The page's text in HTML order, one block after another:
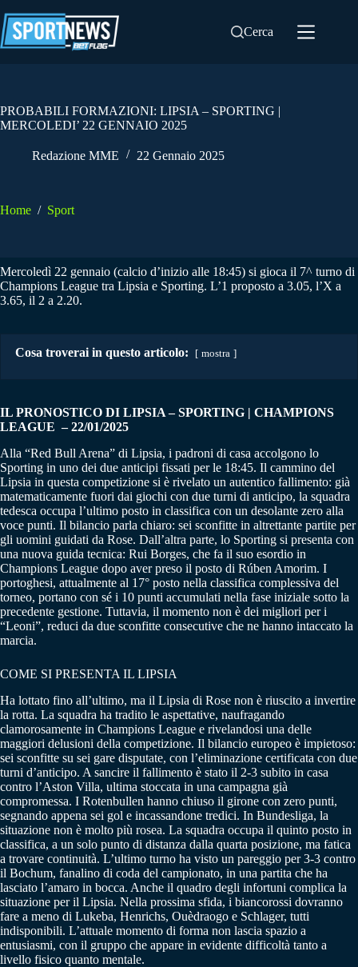
al
contenuto
Cerca
PROBABILI FORMAZIONI: LIPSIA – SPORTING |
MERCOLEDI’ 22 GENNAIO 2025
Redazione MME 22 Gennaio 2025
Home / Sport
Mercoledì 22 gennaio (calcio d’inizio alle 18:45) si gioca il 7^ turno di
Champions League tra Lipsia e Sporting. L’1 proposto a 3.05, l’X a
3.65, il 2 a 2.20.
Cosa troverai in questo articolo: mostra
IL PRONOSTICO DI LIPSIA – SPORTING | CHAMPIONS
LEAGUE – 22/01/2025
Alla “Red Bull Arena” di Lipsia, i padroni di casa accolgono lo
Sporting in uno dei due anticipi fissati per le 18:45. Il cammino del
Lipsia in questa competizione si è rivelato un autentico fallimento: già
matematicamente fuori dai giochi con due turni di anticipo, la squadra
tedesca occupa l’ultimo posto in classifica con un desolante zero alla
voce punti. Il bilancio parla chiaro: sei sconfitte in altrettante partite per
gli uomini guidati da Rose. Dall’altra parte, lo Sporting si presenta con
una nuova guida tecnica: Rui Borges, che fa il suo esordio in
Champions League dopo aver preso il posto di Rúben Amorim. I
portoghesi, attualmente al 17° posto nella classifica complessiva del
torneo, portano con sé i 10 punti accumulati nella fase iniziale sotto la
precedente gestione. Tuttavia, il momento non è dei migliori per i
“Leoni”, reduci da due sconfitte consecutive che ne hanno intaccato la
marcia.
COME SI PRESENTA IL LIPSIA
Ha lottato fino all’ultimo, ma il Lipsia di Rose non è riuscito a invertire
la rotta. La squadra ha tradito le aspettative, naufragando
clamorosamente in Champions League e rivelandosi una delle
maggiori delusioni della competizione. Il bilancio europeo è impietoso:
sei sconfitte su sei gare disputate, con l’eliminazione certificata con due
turni d’anticipo. A sancire il fallimento è stato il 2-3 subito in casa
contro l’Aston Villa, ultima stoccata in una campagna già
compromessa. I Rotenbullen hanno chiuso il girone con zero punti,
segnando appena sei gol e incassandone tredici. In Bundesliga, la
situazione non è molto più rosea. La squadra occupa il quinto posto in
classifica, a un solo punto di distanza dalla quarta posizione, ma fatica
a trovare continuità. L’ultimo turno ha visto un pareggio per 3-3 contro
il Bochum, fanalino di coda del campionato, in una partita che ha
lasciato l’amaro in bocca. Anche il quadro degli infortuni complica la
situazione per il Lipsia. Nella prossima sfida, i biancorossi dovranno
fare a meno di Lukeba, Henrichs, Ouèdraogo e Schlager, tutti
indisponibili. L’attuale momento di forma non lascia spazio a
entusiasmi, con il gruppo che appare in evidente difficoltà tanto a
livello fisico quanto mentale.